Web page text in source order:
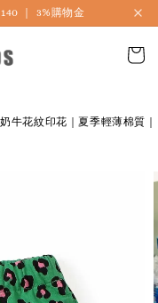
｜ 3%購物金
牛花紋印花｜夏季輕薄棉質｜